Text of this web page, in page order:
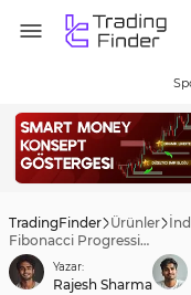
TradingFinder Ürünler
Fibonacci Progression With Breaks Göstergesini MT4 İndir – Ücretsiz
Yazar:
Rajesh Sharma